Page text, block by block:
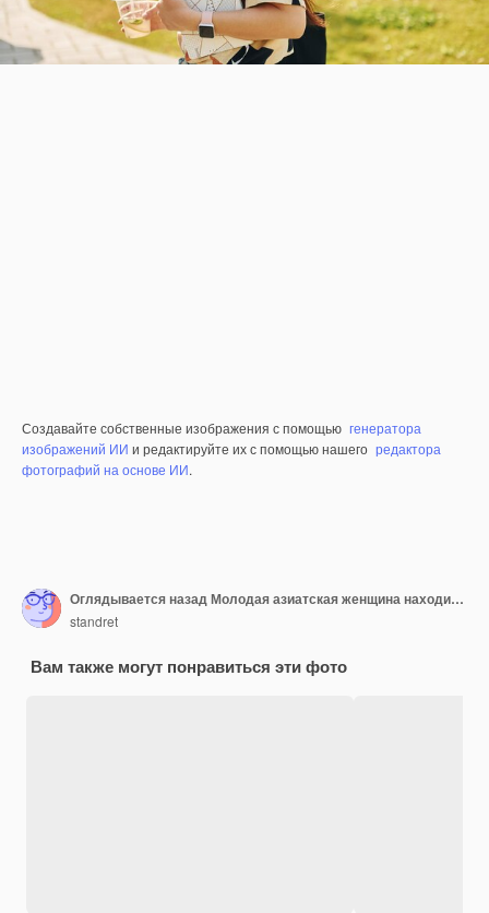
Создавайте собственные изображения с помощью генератора
изображений ИИ и редактируйте их с помощью нашего редактора
фотографий на основе ИИ.
Оглядывается назад Молодая азиатская женщина находится на улице в дневное время
standret
Вам также могут понравиться эти фото